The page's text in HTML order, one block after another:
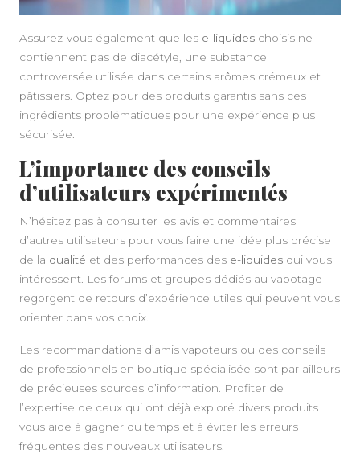
Assurez-vous également que les e-liquides choisis ne
contiennent pas de diacétyle, une substance
controversée utilisée dans certains arômes crémeux et
pâtissiers. Optez pour des produits garantis sans ces
ingrédients problématiques pour une expérience plus
sécurisée.
L’importance des conseils
d’utilisateurs expérimentés
N’hésitez pas à consulter les avis et commentaires
d’autres utilisateurs pour vous faire une idée plus précise
de la qualité et des performances des e-liquides qui vous
intéressent. Les forums et groupes dédiés au vapotage
regorgent de retours d’expérience utiles qui peuvent vous
orienter dans vos choix.
Les recommandations d’amis vapoteurs ou des conseils
de professionnels en boutique spécialisée sont par ailleurs
de précieuses sources d’information. Profiter de
l’expertise de ceux qui ont déjà exploré divers produits
vous aide à gagner du temps et à éviter les erreurs
fréquentes des nouveaux utilisateurs.